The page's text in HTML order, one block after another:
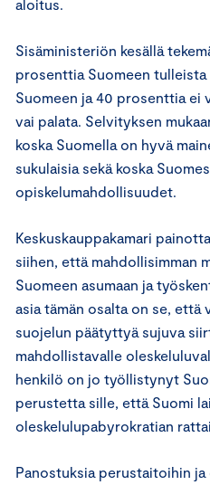
aloitus.
Sisäministeriön kesällä
prosenttia Suomeen tulleista
Suomeen ja 40 prosenttia ei
vai palata. Selvityksen
koska Suomella on hyvä
sukulaisia sekä koska
opiskelumahdollisuudet.
Keskuskauppakamari
siihen, että mahdollisimman
Suomeen asumaan ja
asia tämän osalta on se, että
suojelun päätyttyä sujuva
mahdollistavalle
henkilö on jo työllistynyt
perustetta sille, että Suomi
oleskelulupabyrokratian
Panostuksia perustaitoihin